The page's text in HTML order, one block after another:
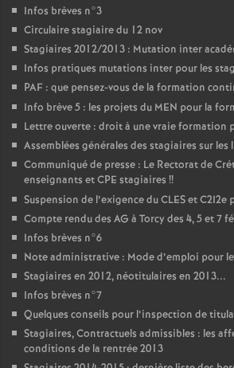
Infos brèves n°3
Circulaire stagiaire du 12 nov
Stagiaires 2012/2013 : Mutation inter
Infos pratiques mutations inter pour les
PAF : que pensez-vous de la formation
Info brève 5 : les projets du MEN pour la
Lettre ouverte : droit à une vraie formation
Assemblées générales des stagiaires sur
Communiqué de presse : Le Rectorat de
enseignants etCPE stagiaires !!
Suspension de l’exigence duCLESet C2I2e
Compte rendu des AG à Torcy des 4, 5 et 7
Infos brèves n°6
Note administrative : Mode d’emploi pour
Stagiaires en 2012, néotitulaires en 2013...
Infos brèves n°7
Quelques conseils pour l’inspection de
Stagiaires, Contractuels admissibles : les
conditions de la rentrée 2013